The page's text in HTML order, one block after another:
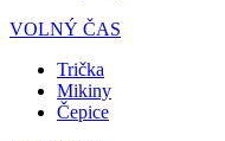
VOLNÝ ČAS
Trička
Mikiny
Čepice